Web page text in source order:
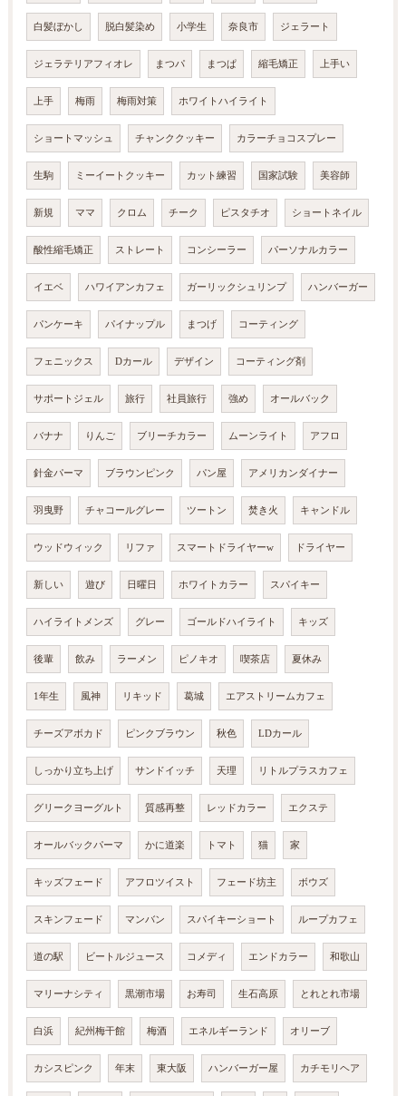
白髪ぼかし 脱白髪染め 小学生 奈良市 ジェラート
ジェラテリアフィオレ まつパ まつぱ 縮毛矯正 上手い
上手 梅雨 梅雨対策 ホワイトハイライト
ショートマッシュ チャンククッキー カラーチョコスプレー
生駒 ミーイートクッキー カット練習 国家試験 美容師
新規 ママ クロム チーク ピスタチオ ショートネイル
酸性縮毛矯正 ストレート コンシーラー パーソナルカラー
イエベ ハワイアンカフェ ガーリックシュリンプ ハンバーガー
パンケーキ パイナップル まつげ コーティング
フェニックス Dカール デザイン コーティング剤
サポートジェル 旅行 社員旅行 強め オールバック
バナナ りんご ブリーチカラー ムーンライト アフロ
針金パーマ ブラウンピンク パン屋 アメリカンダイナー
羽曳野 チャコールグレー ツートン 焚き火 キャンドル
ウッドウィック リファ スマートドライヤーw ドライヤー
新しい 遊び 日曜日 ホワイトカラー スパイキー
ハイライトメンズ グレー ゴールドハイライト キッズ
後輩 飲み ラーメン ピノキオ 喫茶店 夏休み
1年生 風神 リキッド 葛城 エアストリームカフェ
チーズアボカド ピンクブラウン 秋色 LDカール
しっかり立ち上げ サンドイッチ 天理 リトルプラスカフェ
グリークヨーグルト 質感再整 レッドカラー エクステ
オールバックパーマ かに道楽 トマト 猫 家
キッズフェード アフロツイスト フェード坊主 ボウズ
スキンフェード マンバン スパイキーショート ループカフェ
道の駅 ビートルジュース コメディ エンドカラー 和歌山
マリーナシティ 黒潮市場 お寿司 生石高原 とれとれ市場
白浜 紀州梅干館 梅酒 エネルギーランド オリーブ
カシスピンク 年末 東大阪 ハンバーガー屋 カチモリヘア